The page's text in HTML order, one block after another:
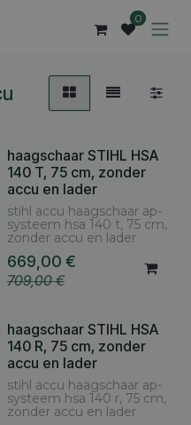
0
haagschaar STIHL HSA
140 T, 75 cm, zonder
accu en lader
stihl accu haagschaar ap-
systeem hsa 140 t, 75 cm,
zonder accu en lader
669,00 €
709,00€
haagschaar STIHL HSA
140 R, 75 cm, zonder
accu en lader
stihl accu haagschaar ap-
systeem hsa 140 r, 75 cm,
zonder accu en lader